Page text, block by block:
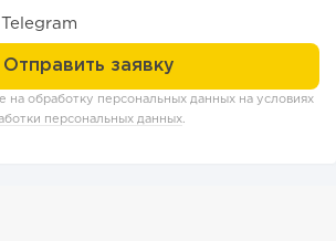
на обработку персональных данных на условиях
персональных данных.